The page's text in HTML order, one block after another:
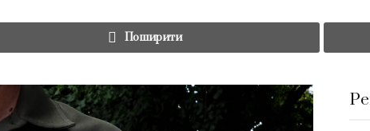
Поширити